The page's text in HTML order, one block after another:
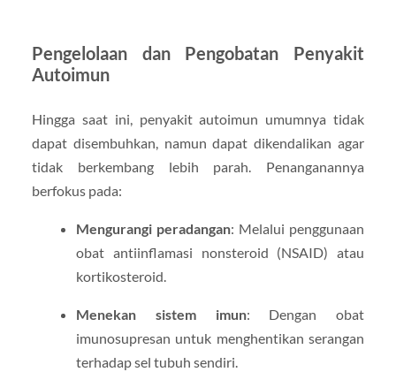
Pengelolaan dan Pengobatan Penyakit
Autoimun
Hingga saat ini, penyakit autoimun umumnya tidak
dapat disembuhkan, namun dapat dikendalikan agar
tidak berkembang lebih parah. Penanganannya
berfokus pada:
Mengurangi peradangan: Melalui penggunaan
obat antiinflamasi nonsteroid (NSAID) atau
kortikosteroid.
Menekan sistem imun: Dengan obat
imunosupresan untuk menghentikan serangan
terhadap sel tubuh sendiri.